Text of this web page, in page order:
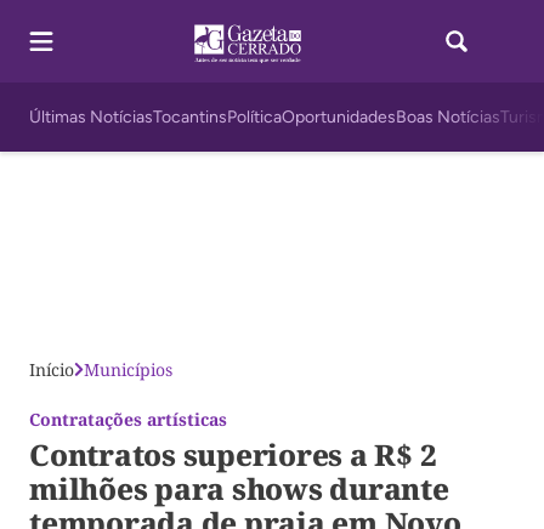
Últimas NotíciasTocantinsPolíticaOportunidadesBoas Notícias
Início Municípios
Contratações artísticas
Contratos superiores a R$ 2
milhões para shows durante